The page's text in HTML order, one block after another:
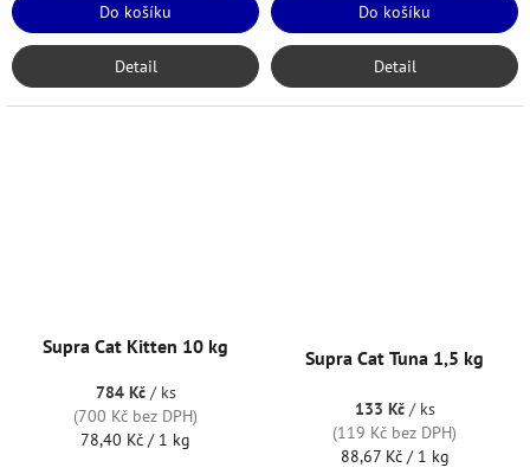
Do košíku
Detail
Do košíku
Detail
Supra Cat Kitten 10 kg
784 Kč / ks
(700 Kč bez DPH)
Měrná
78,40 Kč / 1 kg
Supra Cat Tuna 1,5 kg
133 Kč / ks
(119 Kč bez DPH)
Měrná
88,67 Kč / 1 kg